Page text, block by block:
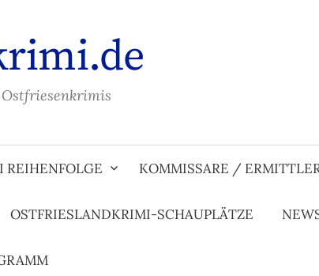
REIHENFOLGE KOMMISSARE /
OSTFRIESLANDKRIMI-SCHAUPLÄTZE